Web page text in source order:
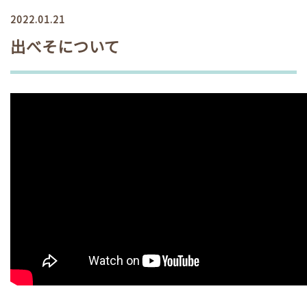
2022.01.21
出べそについて